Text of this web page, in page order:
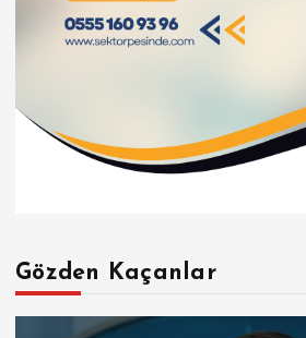
Gözden Kaçanlar